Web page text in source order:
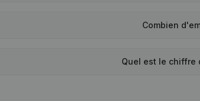
Combien
Quel est le chiffre